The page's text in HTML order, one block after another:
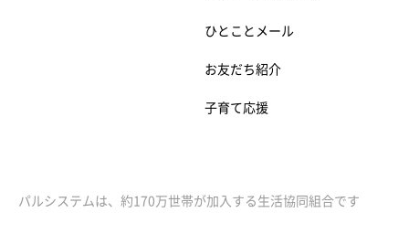
ひとことメール
お友だち紹介
子育て応援
パルシステムは、約170万世帯が加入する生活協同組合です